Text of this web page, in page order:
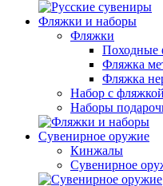
Фляжки и наборы
Фляжки
Походные
Фляжка
Фляжка
Набор с фляжкой
Наборы
Сувенирное оружие
Кинжалы
Сувенирное